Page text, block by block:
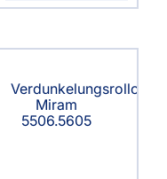
Verdunkelungsrollo
Miram
5506.5605